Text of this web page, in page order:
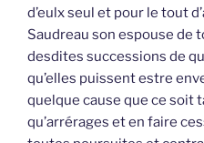
d’eulx seul et pour le tout
Saudreau son espouse de
desdites successions de
qu’elles puissent estre
quelque cause que ce soit
qu’arrérages et en faire